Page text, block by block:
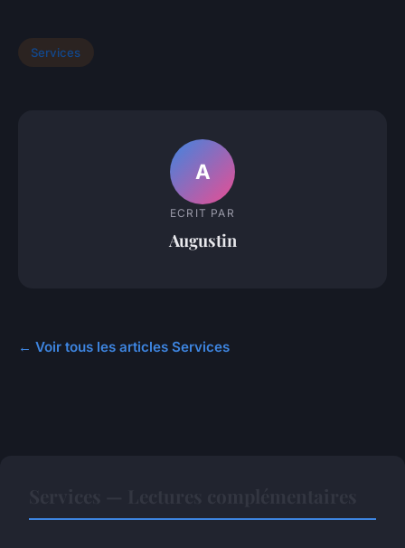
Services
A
ECRIT PAR
Augustin
← Voir tous les articles Services